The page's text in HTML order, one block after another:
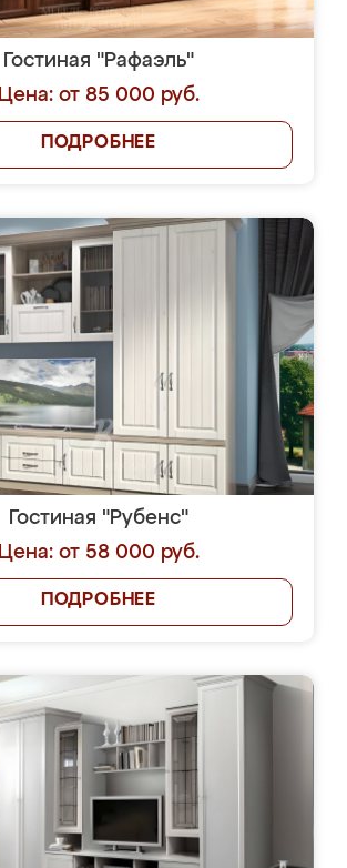
Гостиная "Рафаэль"
Цена: от 85 000 руб.
ПОДРОБНЕЕ
Гостиная "Рубенс"
Цена: от 58 000 руб.
ПОДРОБНЕЕ